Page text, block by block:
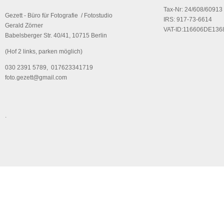
Gezett - Büro für Fotografie / Fotostudio
Gerald Zörner
Babelsberger Str. 40/41, 10715 Berlin
(Hof 2 links, parken möglich)
030 2391 5789, 017623341719
foto.gezett@gmail.com
Tax-Nr: 24/608/60913
IRS: 917-73-6614
VAT-
.